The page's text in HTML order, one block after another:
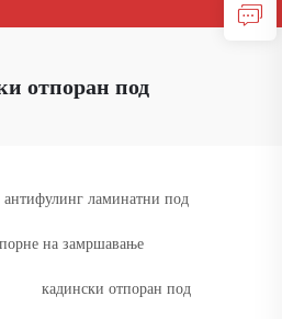
отпоран под
антифулинг ламинатни под
на замршавање
кадински отпоран под